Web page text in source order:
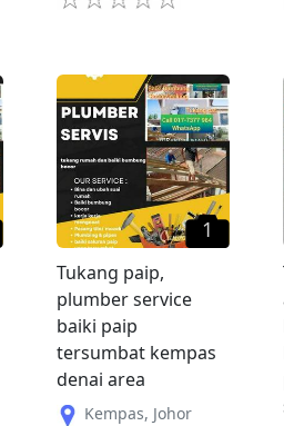
1
Tukang paip,
plumber service
baiki paip
tersumbat kempas
denai area
Kempas, Johor